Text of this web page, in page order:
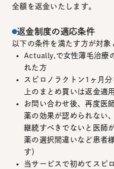
全額を返金いたします。
返金制度の適応条件
以下の条件を満たす方が対象
Actually,で女性薄毛治療
れた方
スピロノラクトン1ヶ月
上のまとめ買いは返金適
お問い合わせ後、再度医
薬の効果が認められない
継続すべきでないと医師
薬の選択間違いなど患者
す）
当サービスで初めてスピ